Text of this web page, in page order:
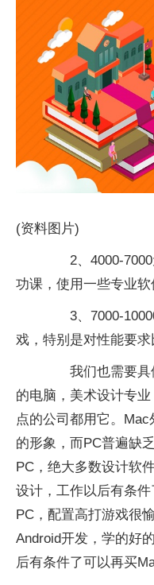
(资料图片)
2、4000-7000
功课，使用一些专业软
3、7000-
戏，特别是对性能要求
我们也需要具
的电脑，美术设计专
点的公司都用它。
的形象，而PC普遍缺
PC，绝大多数设计软
设计，工作以后有条
PC，配置高打游戏很
Android开发，学的好
后有条件了可以再买